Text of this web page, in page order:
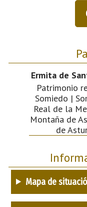
Ermita de
Patrimonio
Somiedo |
Real de la
Montaña de
de
Mapa de